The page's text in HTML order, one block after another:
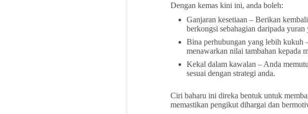
Dengan kemas kini ini, anda boleh:
Ganjaran kesetiaan – Berikan
berkongsi sebahagian daripada yuran
Bina perhubungan yang lebih kukuh
menawarkan nilai tambahan kepada
Kekal dalam kawalan – Anda
sesuai dengan strategi anda.
Ciri baharu ini direka bentuk untuk
memastikan pengikut dihargai dan